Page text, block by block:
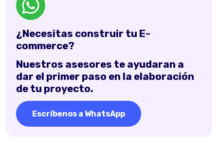
¿Necesitas construir tu E-
commerce?
Nuestros asesores te ayudaran a
dar el primer paso en la elaboración
de tu proyecto.
Escríbenos a WhatsApp